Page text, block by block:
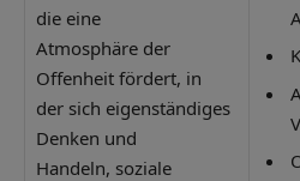
die eine
Atmosphäre der
Offenheit fördert, in
der sich eigenständiges
Denken und
Handeln, soziale